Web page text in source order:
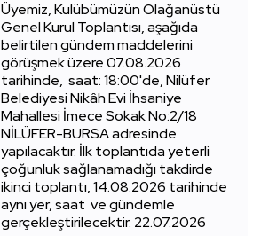
Üyemiz, Kulübümüzün Olağanüstü
Genel Kurul Toplantısı, aşağıda
belirtilen gündem maddelerini
görüşmek üzere 07.08.2026
tarihinde, saat: 18:00'de, Nilüfer
Belediyesi Nikâh Evi İhsaniye
Mahallesi İmece Sokak No:2/18
NİLÜFER-BURSA adresinde
yapılacaktır. İlk toplantıda yeterli
çoğunluk sağlanamadığı takdirde
ikinci toplantı, 14.08.2026 tarihinde
aynı yer, saat ve gündemle
gerçekleştirilecektir. 22.07.2026